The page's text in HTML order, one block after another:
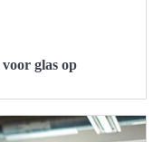
glas op